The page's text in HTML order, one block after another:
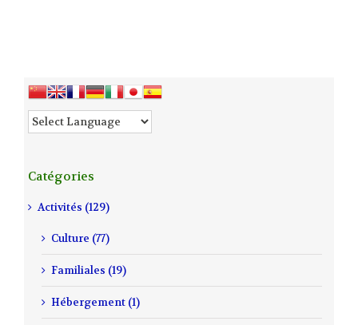
Catégories
Activités (129)
Culture (77)
Familiales (19)
Hébergement (1)